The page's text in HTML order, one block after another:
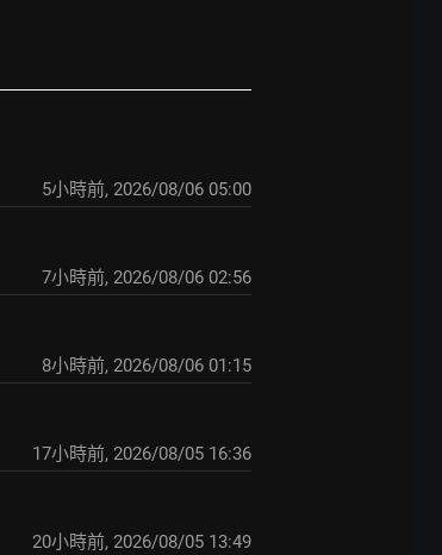
5小時前, 2026/08/06 05:00
7小時前, 2026/08/06 02:56
8小時前, 2026/08/06 01:15
17小時前, 2026/08/05 16:36
20小時前, 2026/08/05 13:49